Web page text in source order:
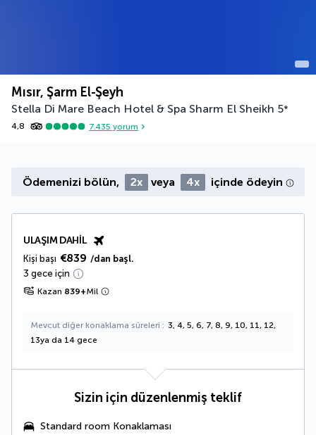
Mısır, Şarm El-Şeyh
Stella Di Mare Beach Hotel & Spa Sharm El Sheikh 5*
4,8 7.435 yorum
Ödemenizi bölün, 2x veya 4x içinde ödeyin
ULAŞIM DAHIL
Kişi başı €839 /dan başl.
3 gece için
Kazan 839+Mil
Mevcut diğer konaklama süreleri
3, 4, 5, 6, 7, 8, 9, 10, 11, 12,
13ya da 14 gece
Sizin için düzenlenmiş teklif
Standard room Konaklaması